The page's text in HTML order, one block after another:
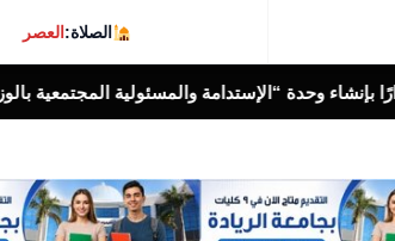
الصلاة:العصر
المجتمعية بالوزارة أخبار الناس اليوم وزارة